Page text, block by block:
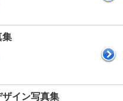
集
ザイン写真集